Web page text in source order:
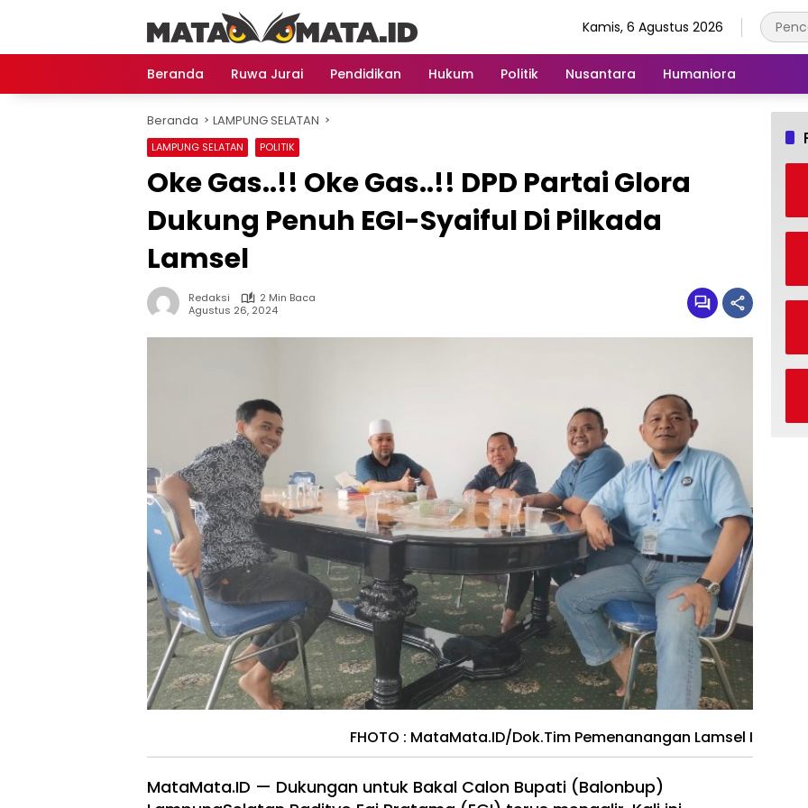
Kamis, 6 Agustus 2026
Beranda Ruwa Jurai Pendidikan Hukum Politik Nusantara Humaniora
Beranda LAMPUNG SELATAN
LAMPUNG SELATAN POLITIK
Oke Gas..!! Oke Gas..!! DPD Partai Glora
Dukung Penuh EGI-Syaiful Di Pilkada
Lamsel
Redaksi
2 Min Baca
Agustus 26, 2024
FHOTO : MataMata.ID/Dok.Tim Pemenanangan Lamsel I
MataMata.ID — Dukungan untuk Bakal Calon Bupati (Balonbup)